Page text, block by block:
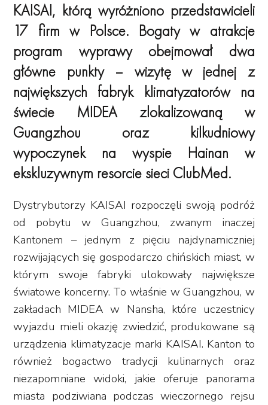
KAISAI, którą wyróżniono przedstawicieli
17 firm w Polsce. Bogaty w atrakcje
program wyprawy obejmował dwa
główne punkty – wizytę w jednej z
największych fabryk klimatyzatorów na
świecie MIDEA zlokalizowaną w
Guangzhou oraz kilkudniowy
wypoczynek na wyspie Hainan w
ekskluzywnym resorcie sieci ClubMed.
Dystrybutorzy KAISAI rozpoczęli swoją podróż
od pobytu w Guangzhou, zwanym inaczej
Kantonem – jednym z pięciu najdynamiczniej
rozwijających się gospodarczo chińskich miast, w
którym swoje fabryki ulokowały największe
światowe koncerny. To właśnie w Guangzhou, w
zakładach MIDEA w Nansha, które uczestnicy
wyjazdu mieli okazję zwiedzić, produkowane są
urządzenia klimatyzacje marki KAISAI. Kanton to
również bogactwo tradycji kulinarnych oraz
niezapomniane widoki, jakie oferuje panorama
miasta podziwiana podczas wieczornego rejsu